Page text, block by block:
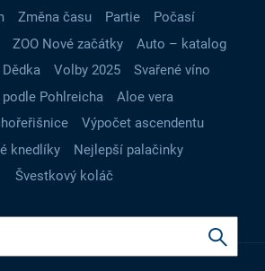
Změna času Partie
Počasí
ZOO Nové začátky
Auto – katalog
Volby 2025
Svařené víno
Pohlreicha
Aloe vera
Výpočet ascendentu
knedlíky
Nejlepší palačinky
Švestkový koláč